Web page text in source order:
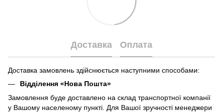
Доставка Оплата
Доставка замовлень здійснюється наступними способами:
Відділення «Нова Пошта»
Замовлення буде доставлено на склад транспортної компанії
у Вашому населеному пункті. Для Вашої зручності менеджери